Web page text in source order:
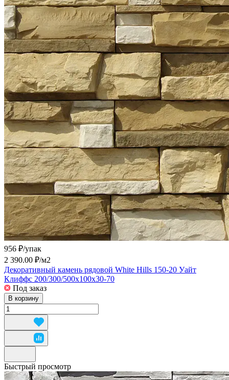
956 ₽/упак
2 390.00 ₽/м2
Декоративный камень рядовой White Hills 150-20 Уайт
Клиффс 200/300/500x100x30-70
Под заказ
В корзину
Быстрый просмотр